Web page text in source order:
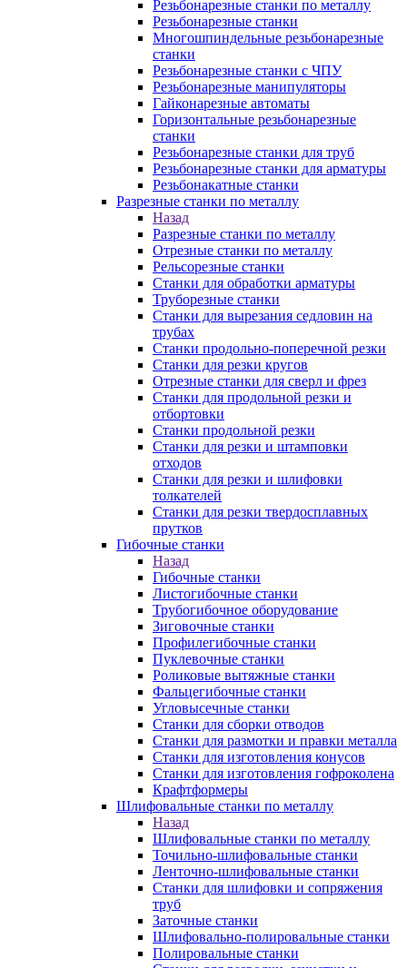
Резьбонарезные станки по металлу
Резьбонарезные станки
Многошпиндельные резьбонарезные
станки
Резьбонарезные станки с ЧПУ
Резьбонарезные манипуляторы
Гайконарезные автоматы
Горизонтальные резьбонарезные
станки
Резьбонарезные станки для труб
Резьбонарезные станки для арматуры
Резьбонакатные станки
Разрезные станки по металлу
Назад
Разрезные станки по металлу
Отрезные станки по металлу
Рельсорезные станки
Станки для обработки арматуры
Труборезные станки
Станки для вырезания седловин на
трубаx
Станки продольно-поперечной резки
Станки для резки кругов
Отрезные станки для сверл и фрез
Станки для продольной резки и
отбортовки
Станки продольной резки
Станки для резки и штамповки
отходов
Станки для резки и шлифовки
толкателей
Станки для резки твердосплавных
прутков
Гибочные станки
Назад
Гибочные станки
Листогибочные станки
Трубогибочное оборудование
Зиговочные станки
Профилегибочные станки
Пуклевочные станки
Роликовые вытяжные станки
Фальцегибочные станки
Угловысечные станки
Станки для сборки отводов
Станки для размотки и правки металла
Станки для изготовления конусов
Станки для изготовления гофроколена
Крафтформеры
Шлифовальные станки по металлу
Назад
Шлифовальные станки по металлу
Точильно-шлифовальные станки
Ленточно-шлифовальные станки
Станки для шлифовки и сопряжения
труб
Заточные станки
Шлифовально-полировальные станки
Полировальные станки